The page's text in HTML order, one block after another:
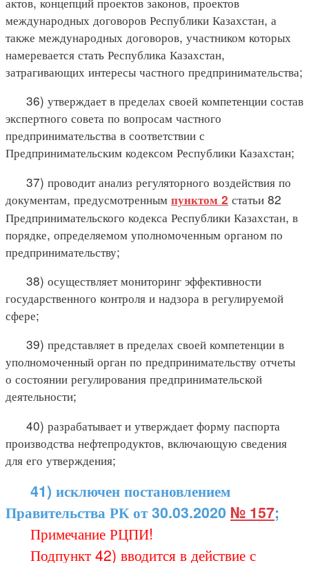
международных договоров Республики Казахстан, а
также международных договоров, участником которых
намеревается стать Республика Казахстан,
затрагивающих интересы частного предпринимательства;
36) утверждает в пределах своей компетенции состав
экспертного совета по вопросам частного
предпринимательства в соответствии с
Предпринимательским кодексом Республики Казахстан;
37) проводит анализ регуляторного воздействия по
документам, предусмотренным пунктом 2 статьи 82
Предпринимательского кодекса Республики Казахстан, в
порядке, определяемом уполномоченным органом по
предпринимательству;
38) осуществляет мониторинг эффективности
государственного контроля и надзора в регулируемой
сфере;
39) представляет в пределах своей компетенции в
уполномоченный орган по предпринимательству отчеты
о состоянии регулирования предпринимательской
деятельности;
40) разрабатывает и утверждает форму паспорта
производства нефтепродуктов, включающую сведения
для его утверждения;
41) исключен постановлением
Правительства РК от 30.03.2020 № 157;
Примечание РЦПИ!
Подпункт 42) вводится в действие с